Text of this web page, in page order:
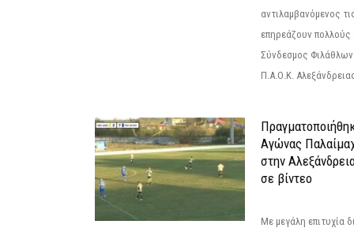
αντιλαμβανόμενος
επηρεάζουν πολλούς
Σύνδεσμος
Π.Α.Ο.Κ.
Αγώνας
στην
σε βίντεο
Με μεγάλη επιτυχία